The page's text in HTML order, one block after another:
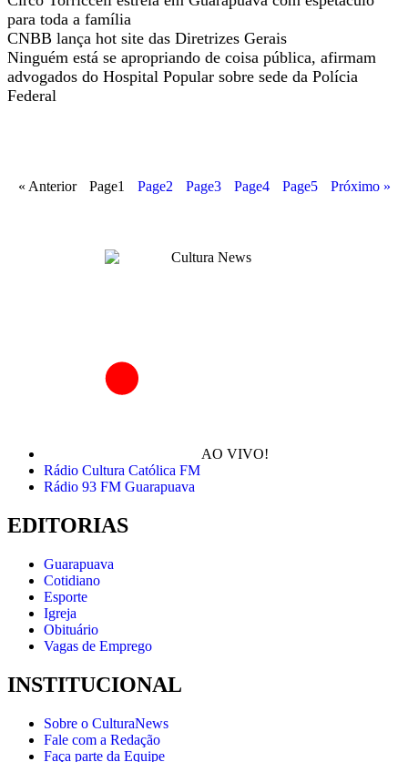
para toda a família
CNBB lança hot site das Diretrizes Gerais
Ninguém está se apropriando de coisa pública, afirmam
advogados do Hospital Popular sobre sede da Polícia
Federal
« Anterior Page1 Page2 Page3 Page4 Page5 Próximo »
AO VIVO!
Rádio Cultura Católica FM
Rádio 93 FM Guarapuava
EDITORIAS
Guarapuava
Cotidiano
Esporte
Igreja
Obituário
Vagas de Emprego
INSTITUCIONAL
Sobre o CulturaNews
Fale com a Redação
Faça parte da Equipe